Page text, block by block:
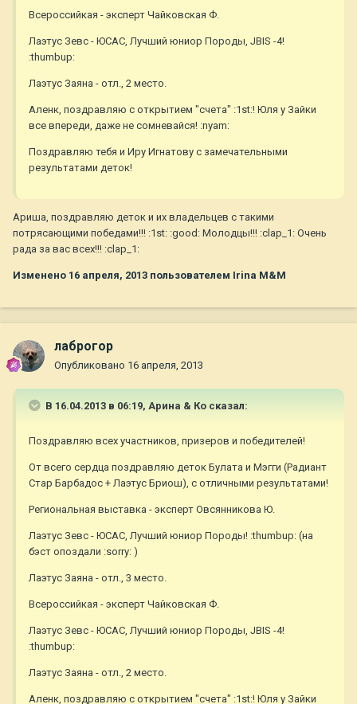
Всероссийкая - эксперт Чайковская Ф.
Лаэтус Зевс - ЮСАС, Лучший юниор Породы, JBIS -4!
:thumbup:
Лаэтус Заяна - отл., 2 место.
Аленк, поздравляю с открытием "счета" :1st:! Юля у Зайки
все впереди, даже не сомневайся! :nyam:
Поздравляю тебя и Иру Игнатову с замечательными
результатами деток!
Ариша, поздравляю деток и их владельцев с такими
потрясающими победами!!! :1st: :good: Молодцы!!! :clap_1: Очень
рада за вас всех!!! :clap_1:
Изменено 16 апреля, 2013 пользователем Irina M&M
лаброгор
Опубликовано 16 апреля, 2013
В 16.04.2013 в 06:19, Арина & Ко сказал:
Поздравляю всех участников, призеров и победителей!
От всего сердца поздравляю деток Булата и Мэгги (Радиант
Стар Барбадос + Лаэтус Бриош), с отличными результатами!
Региональная выставка - эксперт Овсянникова Ю.
Лаэтус Зевс - ЮСАС, Лучший юниор Породы! :thumbup: (на
бэст опоздали :sorry: )
Лаэтус Заяна - отл., 3 место.
Всероссийкая - эксперт Чайковская Ф.
Лаэтус Зевс - ЮСАС, Лучший юниор Породы, JBIS -4!
:thumbup:
Лаэтус Заяна - отл., 2 место.
Аленк, поздравляю с открытием "счета" :1st:! Юля у Зайки